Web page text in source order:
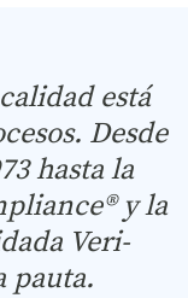
está
Desde
hasta la
y la
Veri-
pauta.